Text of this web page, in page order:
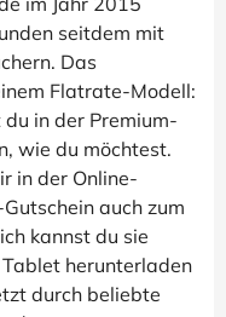
seitdem mit
Das
Flatrate-Modell:
in der Premium-
wie du möchtest.
in der Online-
auch zum
kannst du sie
herunterladen
durch beliebte